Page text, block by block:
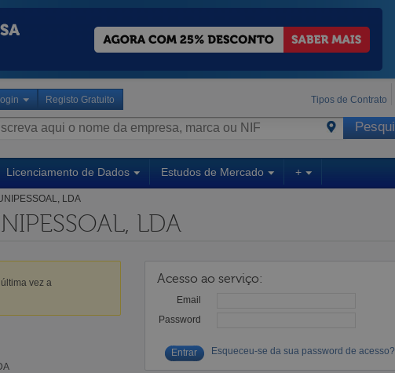
Registo Gratuito Tipos de Contrato
Licenciamento de Dados Estudos de Mercado +
LDA
LDA
vez a
Acesso ao serviço:
Email
Password
Esqueceu-se da sua password de acesso?